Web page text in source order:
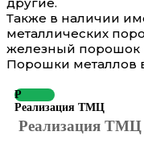
Также в наличии
металлических
железный порошок
Порошки металлов
Р
Реализация ТМЦ
Реализация ТМЦ